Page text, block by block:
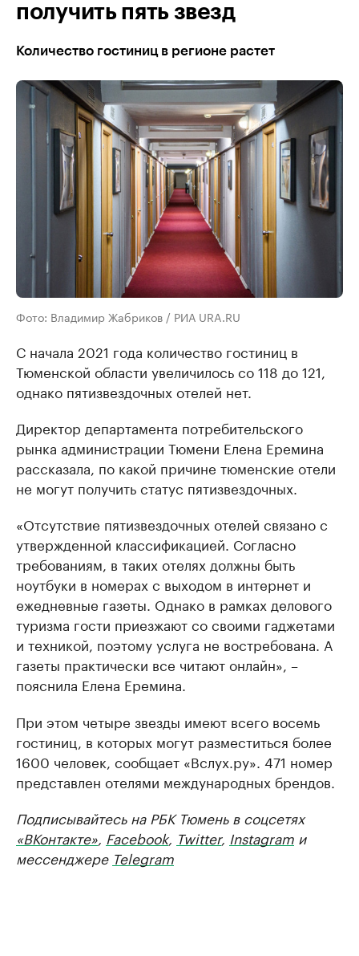
получить пять звезд
Количество гостиниц в регионе растет
Фото: Владимир Жабриков / РИА URA.RU
С начала 2021 года количество гостиниц в
Тюменской области увеличилось со 118 до 121,
однако пятизвездочных отелей нет.
Директор департамента потребительского
рынка администрации Тюмени Елена Еремина
рассказала, по какой причине тюменские отели
не могут получить статус пятизвездочных.
«Отсутствие пятизвездочных отелей связано с
утвержденной классификацией. Согласно
требованиям, в таких отелях должны быть
ноутбуки в номерах с выходом в интернет и
ежедневные газеты. Однако в рамках делового
туризма гости приезжают со своими гаджетами
и техникой, поэтому услуга не востребована. А
газеты практически все читают онлайн», –
пояснила Елена Еремина.
При этом четыре звезды имеют всего восемь
гостиниц, в которых могут разместиться более
1600 человек, сообщает «Вслух.ру». 471 номер
представлен отелями международных брендов.
Подписывайтесь на РБК Тюмень в соцсетях
«ВКонтакте», Facebook, Twitter, Instagram и
мессенджере Telegram